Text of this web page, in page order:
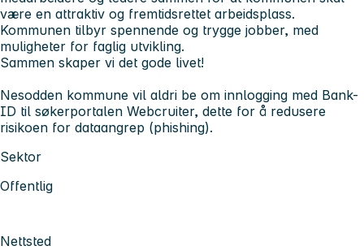
være en attraktiv og fremtidsrettet arbeidsplass.
Kommunen tilbyr spennende og trygge jobber, med
muligheter for faglig utvikling.
Sammen skaper vi det gode livet!
Nesodden kommune vil aldri be om innlogging med Bank-
ID til søkerportalen Webcruiter, dette for å redusere
risikoen for dataangrep (phishing).
Sektor
Offentlig
Nettsted